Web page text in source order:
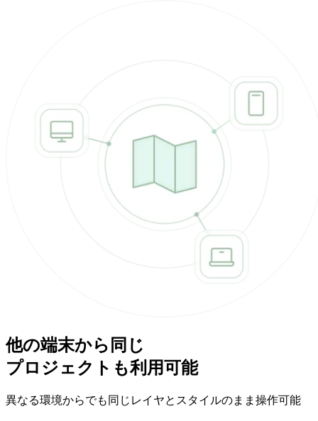
他の端末から同じ
プロジェクトも利用可能
異なる環境からでも同じレイヤと​スタイルのまま操作可能